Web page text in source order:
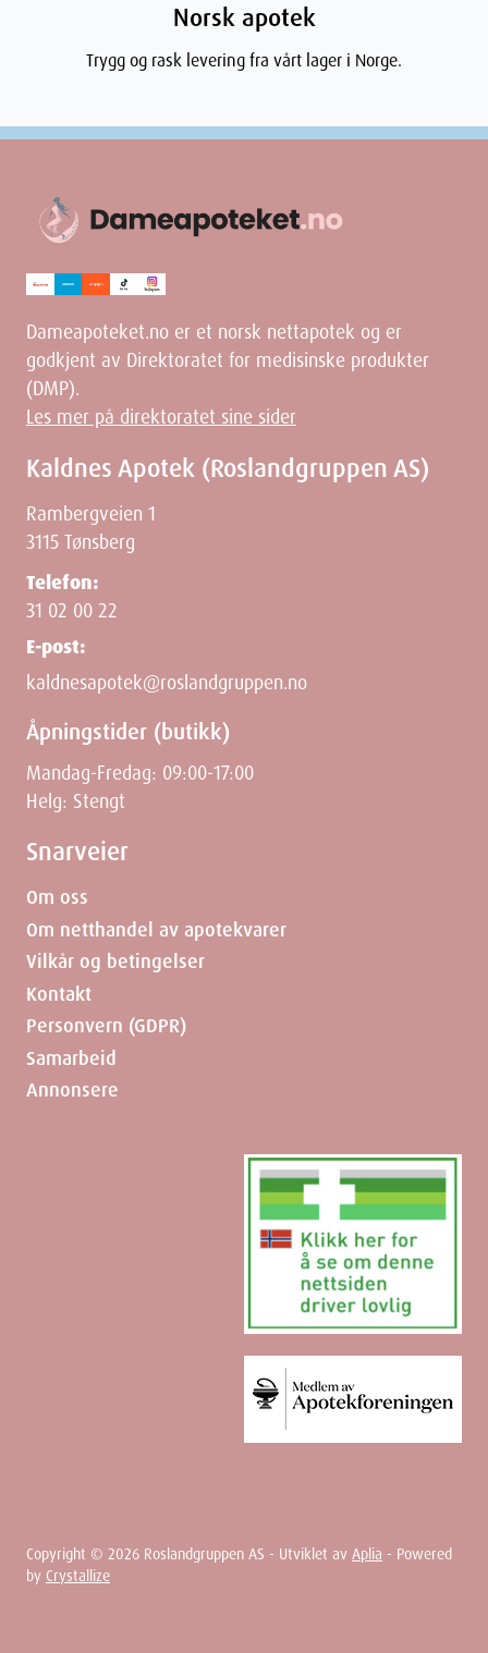
Norsk apotek
Trygg og rask levering fra vårt lager i Norge.
Dameapoteket.no er et norsk nettapotek og er
godkjent av Direktoratet for medisinske produkter
(DMP).
Les mer på direktoratet sine sider
Kaldnes Apotek (Roslandgruppen AS)
Rambergveien 1
3115 Tønsberg
Telefon:
31 02 00 22
E-post:
kaldnesapotek@roslandgruppen.no
Åpningstider (butikk)
Mandag-Fredag: 09:00-17:00
Helg: Stengt
Snarveier
Om oss
Om netthandel av apotekvarer
Vilkår og betingelser
Kontakt
Personvern (GDPR)
Samarbeid
Annonsere
Copyright © 2026 Roslandgruppen AS - Utviklet av Aplia - Powered
by Crystallize